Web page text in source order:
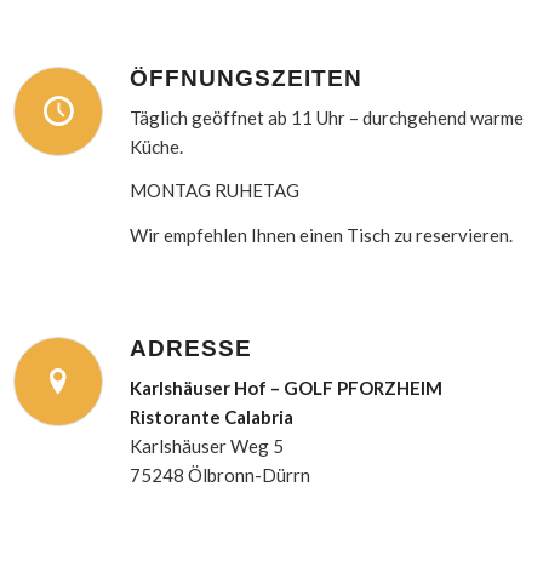
ÖFFNUNGSZEITEN
Täglich geöffnet ab 11 Uhr – durchgehend warme
Küche.
MONTAG RUHETAG
Wir empfehlen Ihnen einen Tisch zu reservieren.
ADRESSE
Karlshäuser Hof – GOLF PFORZHEIM
Ristorante Calabria
Karlshäuser Weg 5
75248 Ölbronn-Dürrn